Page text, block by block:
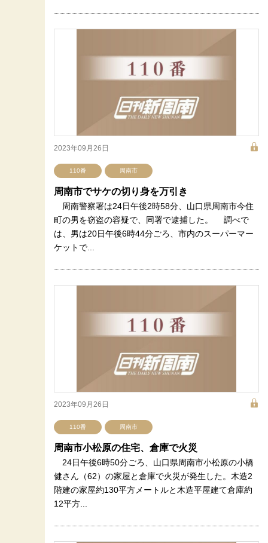
2023年09月26日
110番 周南市
周南市でサケの切り身を万引き
周南警察署は24日午後2時58分、山口県周南市今住
町の男を窃盗の容疑で、同署で逮捕した。 調べで
は、男は20日午後6時44分ごろ、市内のスーパーマー
ケットで...
2023年09月26日
110番 周南市
周南市小松原の住宅、倉庫で火災
24日午後6時50分ごろ、山口県周南市小松原の小橋
健さん（62）の家屋と倉庫で火災が発生した。木造2
階建の家屋約130平方メートルと木造平屋建て倉庫約
12平方...